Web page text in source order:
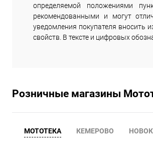
определяемой положениями
рекомендованными и могут
уведомления покупателя вносить
свойств. В тексте и цифровых
Розничные магазины
МОТОТЕКА КЕМЕРОВО